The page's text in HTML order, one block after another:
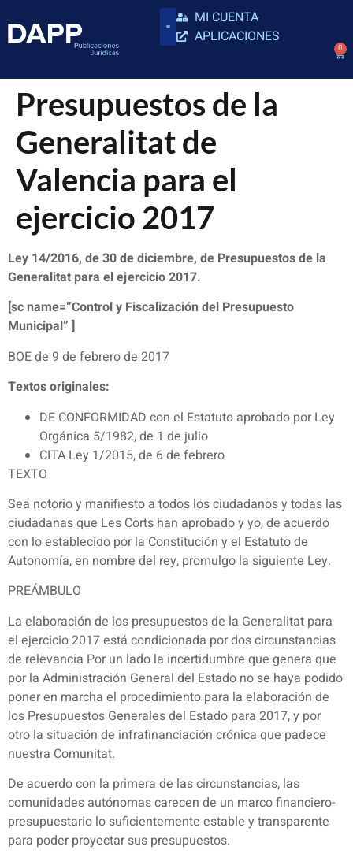
MI CUENTA
APLICACIONES
0
Presupuestos de la
Generalitat de
Valencia para el
ejercicio 2017
Ley 14/2016, de 30 de diciembre, de Presupuestos de la
Generalitat para el ejercicio 2017.
[sc name=”Control y Fiscalización del Presupuesto
Municipal” ]
BOE de 9 de febrero de 2017
Textos originales:
DE CONFORMIDAD con el Estatuto aprobado por Ley
Orgánica 5/1982, de 1 de julio
CITA Ley 1/2015, de 6 de febrero
TEXTO
Sea notorio y manifiesto a todos los ciudadanos y todas las
ciudadanas que Les Corts han aprobado y yo, de acuerdo
con lo establecido por la Constitución y el Estatuto de
Autonomía, en nombre del rey, promulgo la siguiente Ley.
PREÁMBULO
La elaboración de los presupuestos de la Generalitat para
el ejercicio 2017 está condicionada por dos circunstancias
de relevancia Por un lado la incertidumbre que genera que
por la Administración General del Estado no se haya podido
poner en marcha el procedimiento para la elaboración de
los Presupuestos Generales del Estado para 2017, y por
otro la situación de infrafinanciación crónica que padece
nuestra Comunitat.
De acuerdo con la primera de las circunstancias, las
comunidades autónomas carecen de un marco financiero-
presupuestario lo suficientemente estable y transparente
para poder proyectar sus presupuestos.